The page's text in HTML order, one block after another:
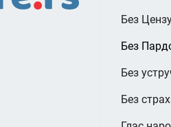
Без
Без
Без
Без